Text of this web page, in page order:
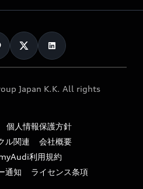
Japan K.K. All rights
個人情報保護方針
ル関連
会社概要
利用規約
通知
ライセンス条項